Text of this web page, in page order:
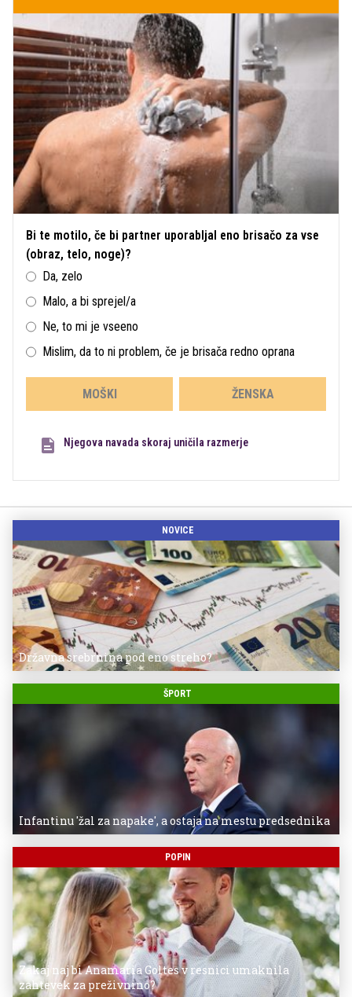
Bi te motilo, če bi partner uporabljal eno brisačo za vse
(obraz, telo, noge)?
Da, zelo
Malo, a bi sprejel/a
Ne, to mi je vseeno
Mislim, da to ni problem, če je brisača redno oprana
MOŠKI ŽENSKA
Njegova navada skoraj uničila razmerje
NOVICE
Državna srebrnina pod eno streho?
ŠPORT
Infantinu 'žal za napake', a ostaja na mestu predsednika
POPIN
Zakaj naj bi Anamaria Goltes v resnici umaknila
zahtevek za preživnino?